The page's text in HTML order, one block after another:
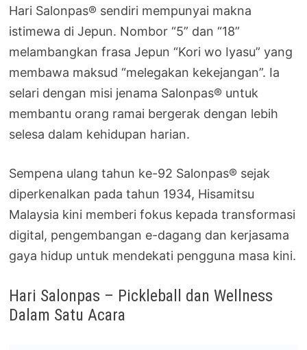
Hari Salonpas® sendiri mempunyai makna
istimewa di Jepun. Nombor “5” dan “18”
melambangkan frasa Jepun “Kori wo Iyasu” yang
membawa maksud “melegakan kekejangan”. Ia
selari dengan misi jenama Salonpas® untuk
membantu orang ramai bergerak dengan lebih
selesa dalam kehidupan harian.
Sempena ulang tahun ke-92 Salonpas® sejak
diperkenalkan pada tahun 1934, Hisamitsu
Malaysia kini memberi fokus kepada transformasi
digital, pengembangan e-dagang dan kerjasama
gaya hidup untuk mendekati pengguna masa kini.
Hari Salonpas – Pickleball dan Wellness
Dalam Satu Acara